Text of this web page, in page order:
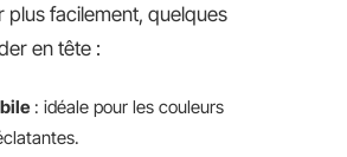
plus facilement, quelques
en tête :
: idéale pour les couleurs